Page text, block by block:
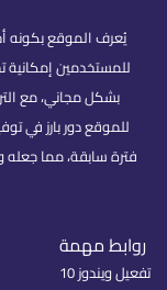
يُعرف الموقع بكونه
للمستخدمين إمكانية
بشكل مجاني، مع
للموقع دور بارز في
فترة سابقة، مما جعله
روابط مهمة
تفعيل ويندوز 10